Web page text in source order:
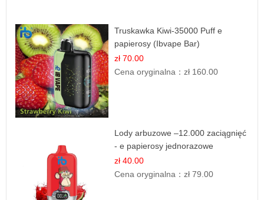
Truskawka Kiwi-35000 Puff e
papierosy (Ibvape Bar)
zł 70.00
Cena oryginalna：zł 160.00
Lody arbuzowe –12.000 zaciągnięć
- e papierosy jednorazowe
zł 40.00
Cena oryginalna：zł 79.00